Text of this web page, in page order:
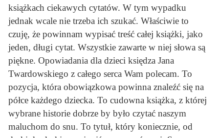
książkach ciekawych cytatów. W tym wypadku
jednak wcale nie trzeba ich szukać. Właściwie to
czuję, że powinnam wypisać treść całej książki, jako
jeden, długi cytat. Wszystkie zawarte w niej słowa są
piękne. Opowiadania dla dzieci księdza Jana
Twardowskiego z całego serca Wam polecam. To
pozycja, która obowiązkowa powinna znaleźć się na
półce każdego dziecka. To cudowna książka, z której
wybrane historie dobrze by było czytać naszym
maluchom do snu. To tytuł, który koniecznie, od